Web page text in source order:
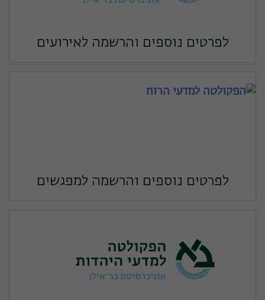
לפרטים נוספים והרשמה לאירועים
לפרטים נוספים והרשמה למפגשים